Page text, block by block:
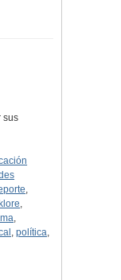
sus
,
,
,
, política,